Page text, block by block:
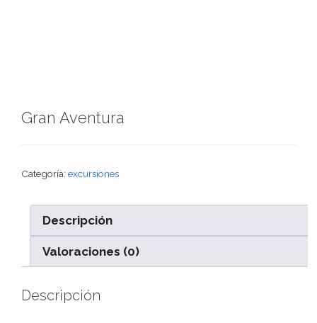
Gran Aventura
Categoría: excursiones
Descripción
Valoraciones (0)
Descripción